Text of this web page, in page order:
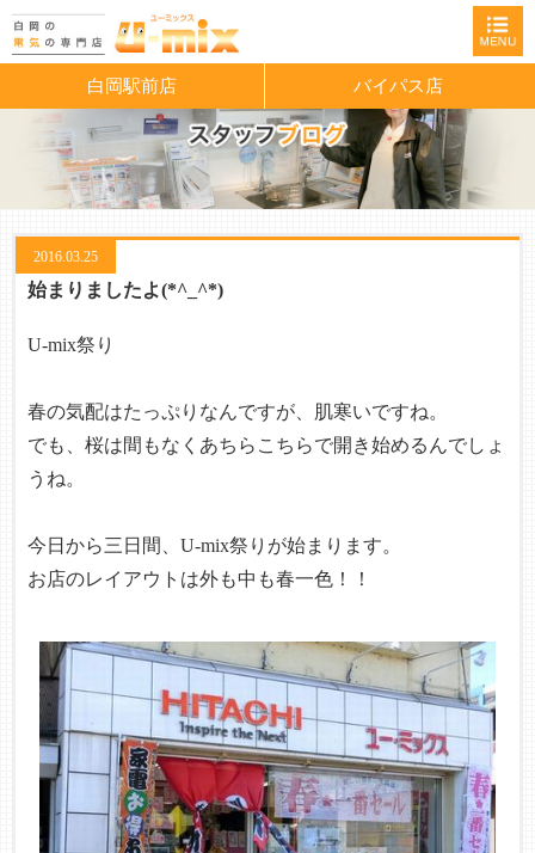
白岡駅前店 バイパス店
2016.03.25
始まりましたよ(*^_^*)
U-mix祭り
春の気配はたっぷりなんですが、肌寒いですね。
でも、桜は間もなくあちらこちらで開き始めるんでしょ
うね。
今日から三日間、U-mix祭りが始まります。
お店のレイアウトは外も中も春一色！！